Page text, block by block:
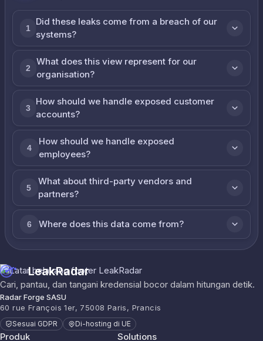
1
Did these leaks come from a breach of our
systems?
2
What does this view represent for our
organisation?
3
How should we handle exposed customer
accounts?
4
How should we handle exposed
employees?
5
What about third-party vendors and
partners?
6 Where does this data come from?
LeakRadar
Cari, pantau, dan tangani kredensial bocor dalam hitungan detik.
Radar Forge SASU
60 rue François 1er, 75008 Paris, Prancis
Sesuai GDPR Di-hosting di UE
Produk Solutions